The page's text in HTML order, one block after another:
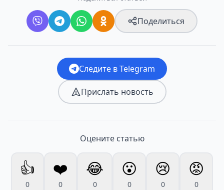
Поделиться
Следите в Telegram
Прислать новость
Оцените статью
👍
0
❤️
0
😂
0
😮
0
😢
0
😡
0